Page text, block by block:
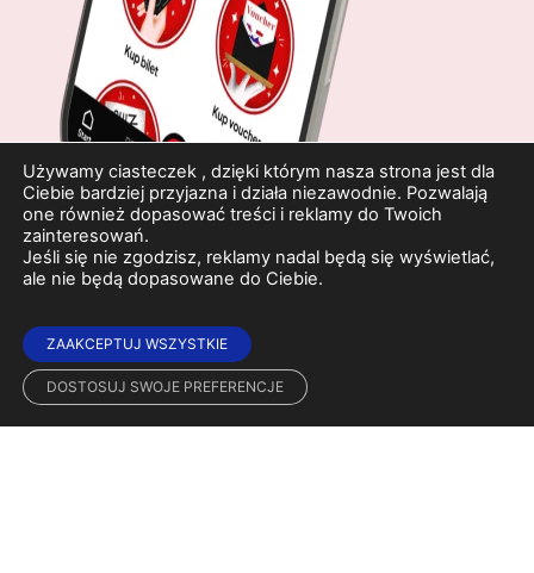
Używamy ciasteczek , dzięki którym nasza strona jest dla
Ciebie bardziej przyjazna i działa niezawodnie. Pozwalają
one również dopasować treści i reklamy do Twoich
zainteresowań.
Jeśli się nie zgodzisz, reklamy nadal będą się wyświetlać,
ale nie będą dopasowane do Ciebie.
ZAAKCEPTUJ WSZYSTKIE
DOSTOSUJ SWOJE PREFERENCJE